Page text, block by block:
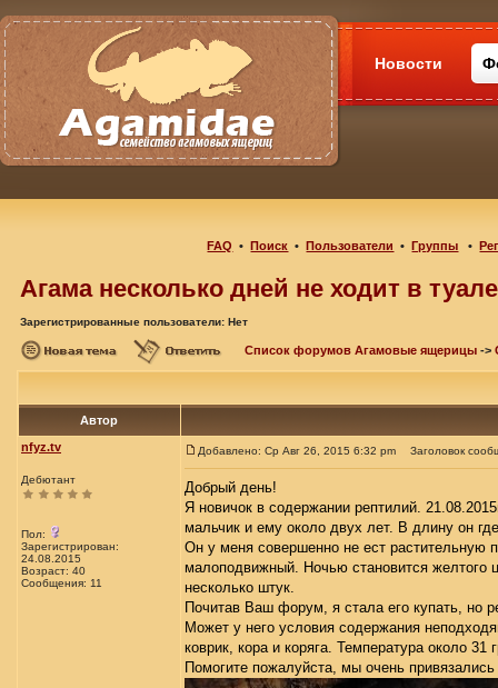
Новости
FAQ •Поиск •Пользователи •Группы •
Агама несколько дней не ходит в
Зарегистрированные пользователи: Нет
Список форумов Агамовые ящерицы ->
Автор
nfyz.tv
Дебютант
Пол:
Зарегистрирован:
24.08.2015
Возраст: 40
Сообщения: 11
Добавлено: Ср Авг 26, 2015 6:32 pm Заголовок
Добрый день!
Я новичок в содержании рептилий.
мальчик и ему около двух лет. В длину он
Он у меня совершенно не ест
малоподвижный. Ночью становится желтого
несколько штук.
Почитав Ваш форум, я стала его купать, но
Может у него условия содержания
коврик, кора и коряга. Температура около
Помогите пожалуйста, мы очень